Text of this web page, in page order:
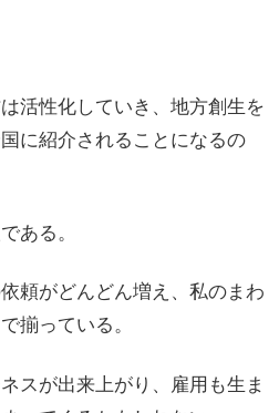
活性化していき、地方創生を
に紹介されることになるの
ある。
頼がどんどん増え、私のまわ
揃っている。
スが出来上がり、雇用も生ま